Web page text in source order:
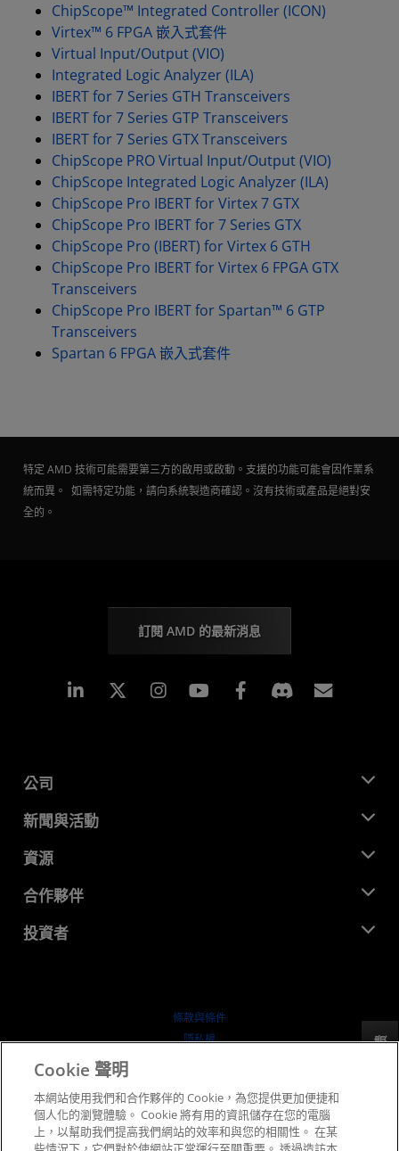
ChipScope™ Integrated Controller (ICON)
Virtex™ 6 FPGA 嵌入式套件
Virtual Input/Output (VIO)
Integrated Logic Analyzer (ILA)
IBERT for 7 Series GTH Transceivers
IBERT for 7 Series GTP Transceivers
IBERT for 7 Series GTX Transceivers
ChipScope PRO Virtual Input/Output (VIO)
ChipScope Integrated Logic Analyzer (ILA)
ChipScope Pro IBERT for Virtex 7 GTX
ChipScope Pro IBERT for 7 Series GTX
ChipScope Pro (IBERT) for Virtex 6 GTH
ChipScope Pro IBERT for Virtex 6 FPGA GTX
Transceivers
ChipScope Pro IBERT for Spartan™ 6 GTP
Transceivers
Spartan 6 FPGA 嵌入式套件
特定 AMD 技術可能需要第三方的啟用或啟動。支援的功能可能會因作業系
統而異。 如需特定功能，請向系統製造商確認。沒有技術或產品是絕對安
全的。
訂閱 AMD 的最新消息
Linkedin Instagram Facebook
公司
關於 AMD
企業責任
招聘
聯絡我們
新聞與活動
新聞室
媒體庫
資源
開發者中心
案例研究
合作夥伴
AMD 合作夥伴中心
投資者
行情走勢
條款與條件
隱私權
公平公開競爭
英國稅務策略
Cookie 政策
反馈
Cookie 聲明
本網站使用我們和合作夥伴的 Cookie，為您提供更加便捷和
個人化的瀏覽體驗。 Cookie 將有用的資訊儲存在您的電腦
上，以幫助我們提高我們網站的效率和與您的相關性。 在某